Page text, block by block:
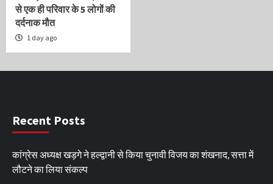
से एक ही परिवार के 5 लोगों की
दर्दनाक मौत
1 day ago
Recent Posts
कांग्रेस अध्यक्ष खड़गे ने हल्द्वानी से किया चुनावी विजय का शंखनाद, सत्ता में
लौटने का लिया संकल्प